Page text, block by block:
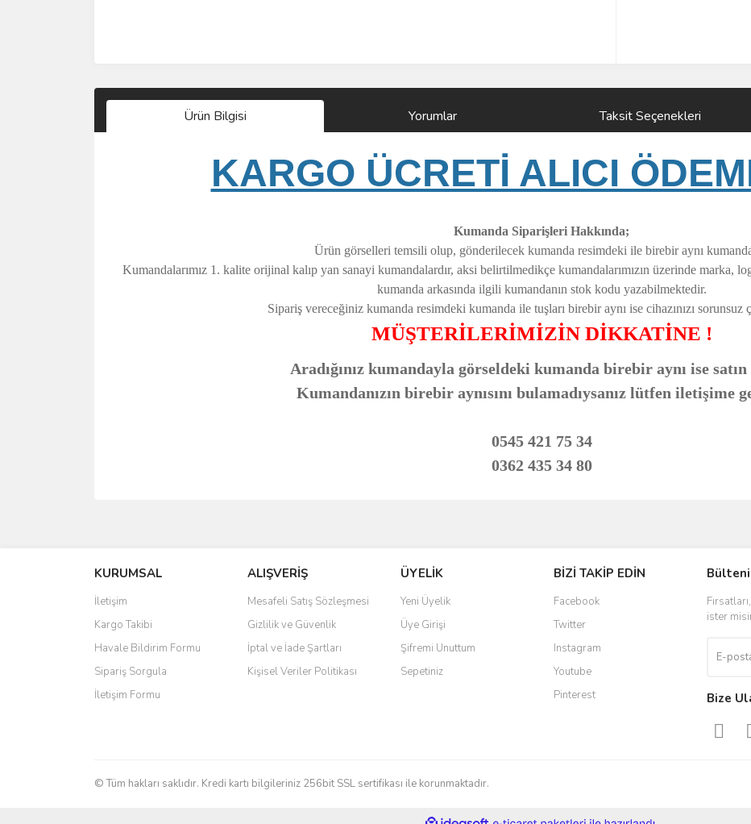
Ürün Bilgisi Yorumlar Taksit Seçenekleri
KARGO ÜCRETİ ALICI
Kumanda Siparişleri Hakkında;
Ürün görselleri temsili olup, gönderilecek kumanda resimdeki ile birebir aynı
Kumandalarımız 1. kalite orijinal kalıp yan sanayi kumandalardır, aksi belirtilmedikçe kumandalarımızın üzerinde marka,
kumanda arkasında ilgili kumandanın stok kodu yazabilmektedir.
Sipariş vereceğiniz kumanda resimdeki kumanda ile tuşları birebir aynı ise cihazınızı sorunsuz
MÜŞTERİLERİMİZİN DİKKATİNE !
Aradığınız kumandayla görseldeki kumanda birebir aynı ise satın
Kumandanızın birebir aynısını bulamadıysanız lütfen iletişime
0545 421 75 34
0362 435 34 80
Ürün resmi kalitesiz, bozuk veya görüntülenemiyor.
Ürün açıklamasında eksik bilgiler bulunuyor.
Ürün bilgilerinde hatalar bulunuyor.
Ürün fiyatı diğer sitelerden daha pahalı.
Bu ürüne benzer farklı alternatifler olmalı.
KURUMSAL
İletişim
Kargo Takibi
Havale Bildirim Formu
Sipariş Sorgula
İletişim Formu
ALIŞVERİŞ
Mesafeli Satış Sözleşmesi
Gizlilik ve Güvenlik
İptal ve İade Şartları
Kişisel Veriler Politikası
ÜYELİK
Yeni Üyelik
Üye Girişi
Şifremi Unuttum
Sepetiniz
BİZİ TAKİP EDİN
Facebook
Twitter
Instagram
Youtube
Pinterest
ister
Bize
© Tüm hakları saklıdır. Kredi kartı bilgileriniz 256bit SSL sertifikası ile korunmaktadır.